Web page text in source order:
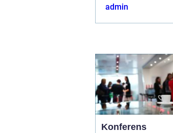
admin
Konferens